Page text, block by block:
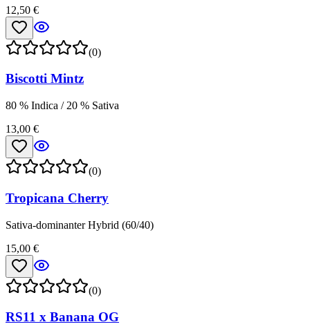
12,50 €
(0)
Biscotti Mintz
80 % Indica / 20 % Sativa
13,00 €
(0)
Tropicana Cherry
Sativa-dominanter Hybrid (60/40)
15,00 €
(0)
RS11 x Banana OG